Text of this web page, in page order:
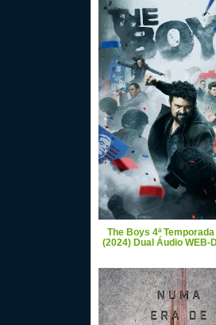
The Boys 4ª
(2024) Dual Áudio WEB-